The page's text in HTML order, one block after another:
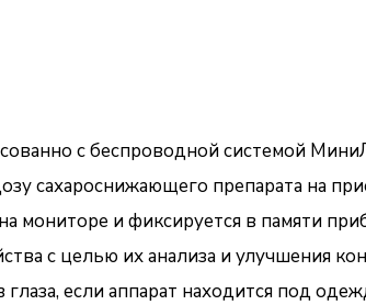
с беспроводной системой
сахароснижающего препарата на
мониторе и фиксируется в памяти
с целью их анализа и улучшения
если аппарат находится под